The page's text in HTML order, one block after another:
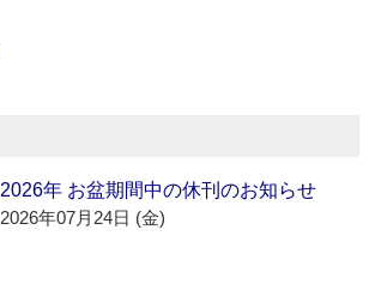
2026年 お盆期間中の休刊のお知らせ
2026年07月24日 (金)